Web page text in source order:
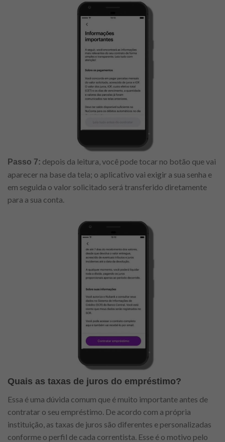
Passo 7: depois da leitura, você pode tocar no botão que vai
aparecer na base da tela; o aplicativo vai exigir a sua senha e
em seguida o valor solicitado será transferido diretamente
para a sua conta.
Quais as taxas de juros do empréstimo?
Essa é uma dúvida comum que é muito importante antes de
contratar o seu empréstimo. De acordo com a própria
instituição, as taxas de juros são diferentes e personalizadas
conforme o perfil de cada correntista. Esse é o motivo pelo